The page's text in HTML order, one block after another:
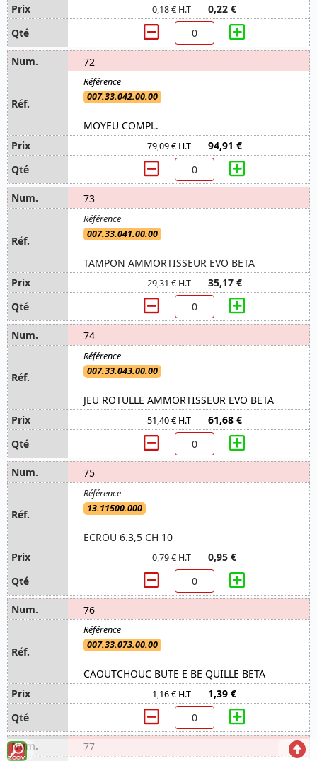
0,18 € H.T 0,22 €
72
007.33.042.00.00
MOYEU COMPL.
79,09 € H.T 94,91 €
73
007.33.041.00.00
TAMPON AMMORTISSEUR EVO BETA
29,31 € H.T 35,17 €
74
007.33.043.00.00
JEU ROTULLE AMMORTISSEUR EVO BETA
51,40 € H.T 61,68 €
75
13.11500.000
ECROU 6.3,5 CH 10
0,79 € H.T 0,95 €
76
007.33.073.00.00
CAOUTCHOUC BUTE E BE QUILLE BETA
1,16 € H.T 1,39 €
77
Voir